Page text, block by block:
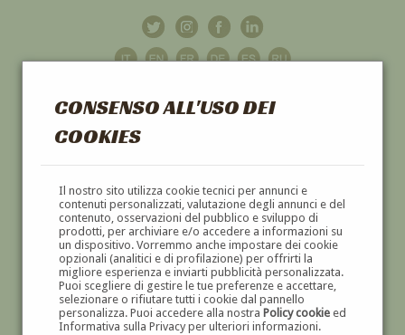
CONSENSO ALL'USO DEI
COOKIES
Il nostro sito utilizza cookie tecnici per annunci e
contenuti personalizzati, valutazione degli annunci e del
contenuto, osservazioni del pubblico e sviluppo di
prodotti, per archiviare e/o accedere a informazioni su
un dispositivo. Vorremmo anche impostare dei cookie
opzionali (analitici e di profilazione) per offrirti la
migliore esperienza e inviarti pubblicità personalizzata.
Puoi scegliere di gestire le tue preferenze e accettare,
selezionare o rifiutare tutti i cookie dal pannello
personalizza. Puoi accedere alla nostra Policy cookieed
Informativa sulla Privacy per ulteriori informazioni.
GALLERIAD'ARTE
DIPINTI E SCULTURE '800 E '900